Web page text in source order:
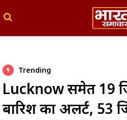
Trending
Lucknow समेत 19
बारिश का अलर्ट, 53